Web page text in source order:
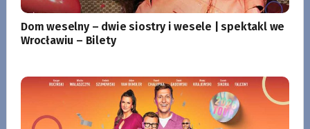
Dom weselny – dwie siostry i wesele | spektakl we
Wrocławiu – Bilety